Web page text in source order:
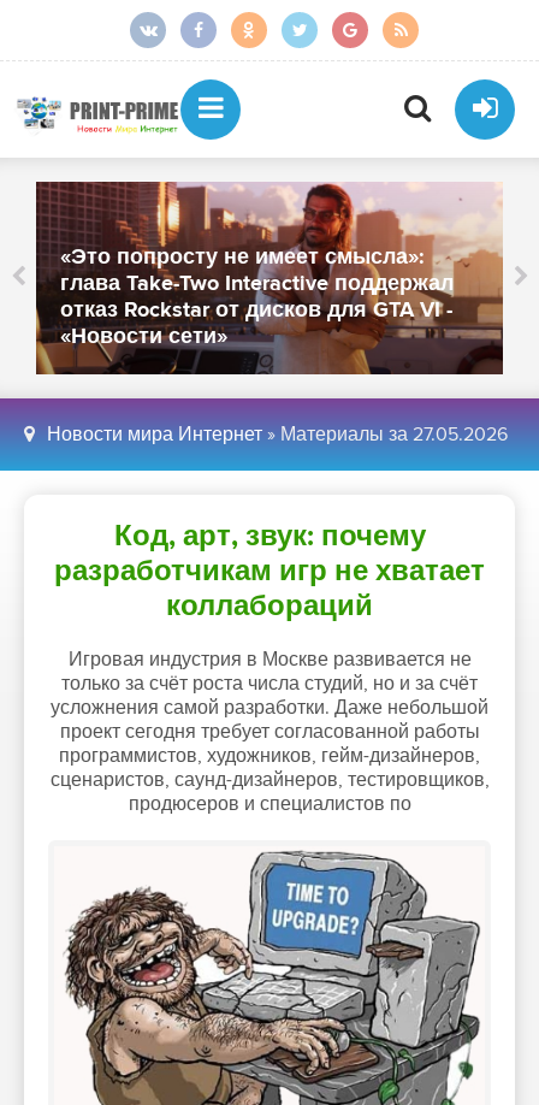
От более тысячи сотрудников
осталось около 250: «МойОфис»
закрыл офисы в Санкт-Петербурге и
Иннополисе - «Новости сети»
Новости мира Интернет » Материалы за 27.05.2026
Код, арт, звук: почему
разработчикам игр не хватает
коллабораций
Игровая индустрия в Москве развивается не
только за счёт роста числа студий, но и за счёт
усложнения самой разработки. Даже небольшой
проект сегодня требует согласованной работы
программистов, художников, гейм-дизайнеров,
сценаристов, саунд-дизайнеров, тестировщиков,
продюсеров и специалистов по